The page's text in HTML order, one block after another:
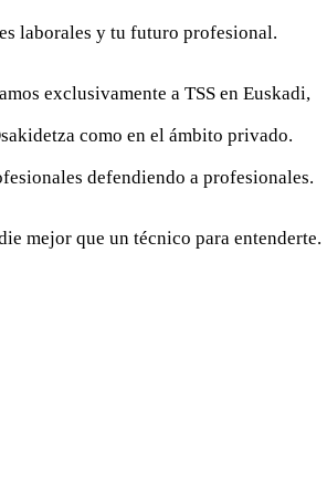
laborales y tu futuro profesional.
exclusivamente a TSS en Euskadi,
como en el ámbito privado.
defendiendo a profesionales.
mejor que un técnico para entenderte.